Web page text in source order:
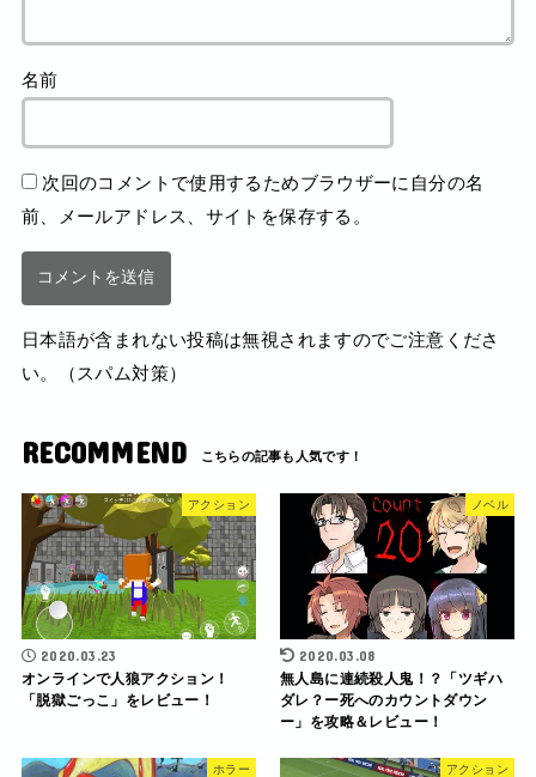
名前
次回のコメントで使用するためブラウザーに自分の名
前、メールアドレス、サイトを保存する。
日本語が含まれない投稿は無視されますのでご注意くださ
い。（スパム対策）
RECOMMEND
アクション
2020.03.23
オンラインで人狼アクション！
「脱獄ごっこ」をレビュー！
ノベル
2020.03.08
無人島に連続殺人鬼！？「ツギハ
ダレ？ー死へのカウントダウン
ー」を攻略＆レビュー！
ホラー アクション